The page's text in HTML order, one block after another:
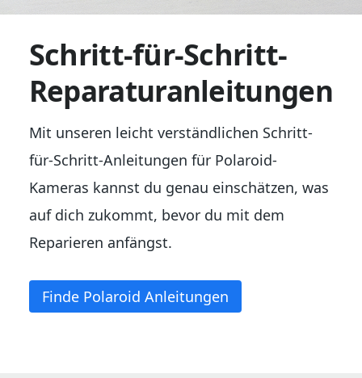
Schritt-für-Schritt-
Reparaturanleitungen
Mit unseren leicht verständlichen Schritt-
für-Schritt-Anleitungen für Polaroid-
Kameras kannst du genau einschätzen, was
auf dich zukommt, bevor du mit dem
Reparieren anfängst.
Finde Polaroid Anleitungen